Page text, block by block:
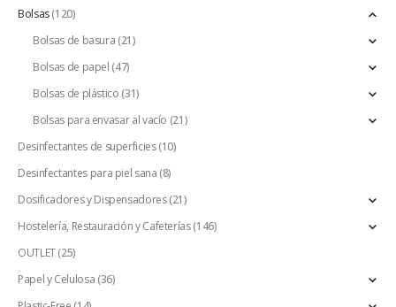
Bolsas(120)
Bolsas de basura (21)
Bolsas de papel (47)
Bolsas de plástico (31)
Bolsas para envasar al vacío (21)
Desinfectantes de superficies (10)
Desinfectantes para piel sana (8)
Dosificadores y Dispensadores (21)
Hostelería, Restauración y Cafeterías(146)
OUTLET(25)
Papel y Celulosa (36)